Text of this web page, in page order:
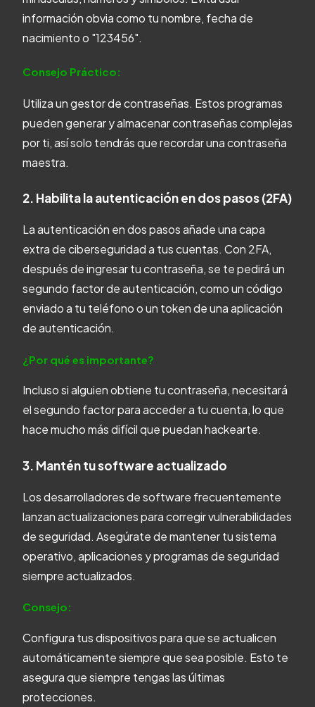
información obvia como tu nombre, fecha de
nacimiento o "123456".
Consejo Práctico:
Utiliza un gestor de contraseñas. Estos programas
pueden generar y almacenar contraseñas complejas
por ti, así solo tendrás que recordar una contraseña
maestra.
2. Habilita la autenticación en dos pasos (2FA)
La autenticación en dos pasos añade una capa
extra de ciberseguridad a tus cuentas. Con 2FA,
después de ingresar tu contraseña, se te pedirá un
segundo factor de autenticación, como un código
enviado a tu teléfono o un token de una aplicación
de autenticación.
¿Por qué es importante?
Incluso si alguien obtiene tu contraseña, necesitará
el segundo factor para acceder a tu cuenta, lo que
hace mucho más difícil que puedan hackearte.
3. Mantén tu software actualizado
Los desarrolladores de software frecuentemente
lanzan actualizaciones para corregir vulnerabilidades
de seguridad. Asegúrate de mantener tu sistema
operativo, aplicaciones y programas de seguridad
siempre actualizados.
Consejo:
Configura tus dispositivos para que se actualicen
automáticamente siempre que sea posible. Esto te
asegura que siempre tengas las últimas
protecciones.